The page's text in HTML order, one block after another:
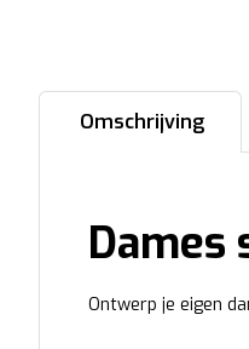
Omschrijving
Ontwerp je eigen